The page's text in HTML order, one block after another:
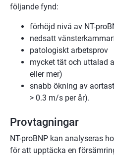
följande fynd:
förhöjd nivå av NT-
nedsatt
patologiskt arbetsprov
mycket tät och uttalad
eller mer)
snabb ökning av
> 0.3 m/s per år).
Provtagningar
NT-proBNP kan analyseras
för att upptäcka en